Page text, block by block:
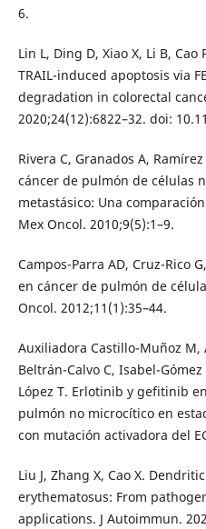
6.
Lin L, Ding D, Xiao X, Li B,
TRAIL-induced apoptosis via
degradation in colorectal
2020;24(12):6822–32. doi:
Rivera C, Granados A,
cáncer de pulmón de células
metastásico: Una
Mex Oncol. 2010;9(5):1–9.
Campos-Parra AD, Cruz-Rico
en cáncer de pulmón de
Oncol. 2012;11(1):35–44.
Auxiliadora Castillo-Muñoz
Beltrán-Calvo C, Isabel-
López T. Erlotinib y gefitinib
pulmón no microcítico en
con mutación activadora del
Liu J, Zhang X, Cao X.
erythematosus: From
applications. J Autoimmun.